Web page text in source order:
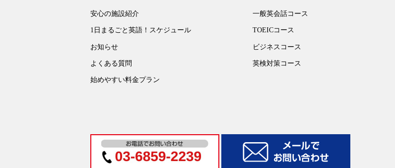
安心の施設紹介
1日まるごと英語！スケジュール
お知らせ
よくある質問
始めやすい料金プラン
一般英会話コース
TOEICコース
ビジネスコース
英検対策コース